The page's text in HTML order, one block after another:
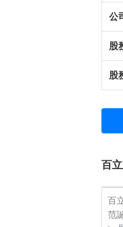
公
股
股
百
百
范